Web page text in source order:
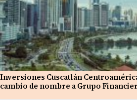
Inversiones Cuscatlán
cambio de nombre a Grupo